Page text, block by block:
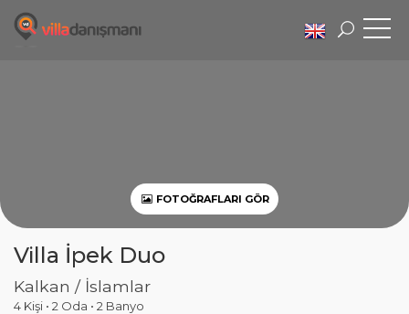
FOTOĞRAFLARI GÖR
Villa İpek Duo
Kalkan / İslamlar
4 Kişi • 2 Oda • 2 Banyo